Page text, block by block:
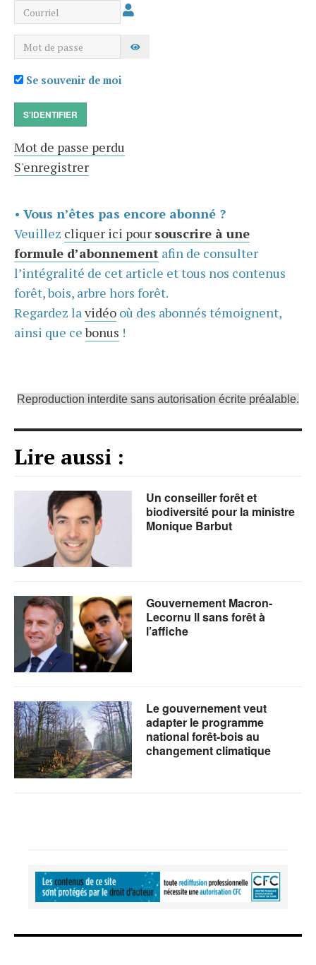
Courriel
Mot de passe AFFICHER LE MOT DE PASSE
Se souvenir de moi
S'IDENTIFIER
Mot de passe perdu
S'enregistrer
• Vous n’êtes pas encore abonné ?
Veuillez cliquer ici pour souscrire à une
formule d’abonnement afin de consulter
l’intégralité de cet article et tous nos contenus
forêt, bois, arbre hors forêt.
Regardez lavidéo où des abonnés témoignent,
ainsi que cebonus !
Reproduction interdite sans autorisation écrite préalable.
Lire aussi :
Un conseiller forêt et
biodiversité pour la ministre
Monique Barbut
Gouvernement Macron-
Lecornu ll sans forêt à
l’affiche
Le gouvernement veut
adapter le programme
national forêt-bois au
changement climatique